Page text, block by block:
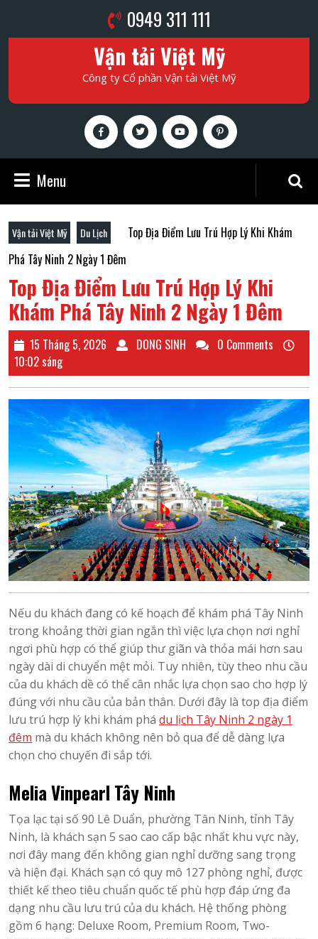
content
0949 311 111
Number
Vận tải Việt Mỹ
Công ty Cổ phần Vận tải Việt Mỹ
FacebookTwitter Youtube Pinterest
Menu
Search
Vận tải Việt Mỹ Du Lịch
Top Địa Điểm Lưu Trú Hợp Lý Khi Khám
Phá Tây Ninh 2 Ngày 1 Đêm
Top Địa Điểm Lưu Trú Hợp Lý Khi
Khám Phá Tây Ninh 2 Ngày 1 Đêm
15 Tháng 5, 2026
15
5,
2026
DONG SINH
DONG 0 Comments
10:02 sáng
Nếu du khách đang có kế hoạch để khám phá Tây Ninh
trong khoảng thời gian ngắn thì việc lựa chọn nơi nghỉ
ngơi phù hợp có thể giúp thư giãn và thỏa mái hơn sau
ngày dài di chuyển mệt mỏi. Tuy nhiên, tùy theo nhu cầu
của du khách dề có thể cân nhắc lựa chọn sao cho hợp lý
đúng với nhu cầu của bản thân. Dưới đây là top địa điểm
lưu trú hợp lý khi khám phá du lịch Tây Ninh 2 ngày 1
đêm mà du khách không nên bỏ qua để dễ dàng lựa
chọn cho chuyến đi sắp tới.
Melia Vinpearl Tây Ninh
Tọa lạc tại số 90 Lê Duẩn, phường Tân Ninh, tỉnh Tây
Ninh, là khách sạn 5 sao cao cấp bậc nhất khu vực này,
nơi đây mang đến không gian nghỉ dưỡng sang trọng
và hiện đại. Khách sạn có quy mô 127 phòng nghỉ, được
thiết kế theo tiêu chuẩn quốc tế phù hợp đáp ứng đa
dạng nhu cầu lưu trú của du khách. Hệ thống phòng
gồm 6 hạng: Deluxe Room, Premium Room, Two-